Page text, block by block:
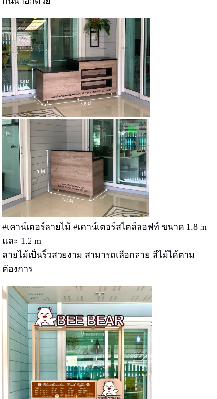
#เคาน์เตอร์ลายไม้ #เคาน์เตอร์สไตล์ลอฟท์ ขนาด 1.8 m
และ 1.2 m
ลายไม้เป็นริ้วสวยงาม สามารถเลือกลาย สีไม้ได้ตาม
ต้องการ